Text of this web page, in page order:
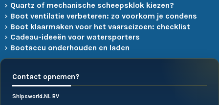
Quartz of mechanische scheepsklok kiezen?
Boot ventilatie verbeteren: zo voorkom je condens
Boot klaarmaken voor het vaarseizoen: checklist
Cadeau-ideeën voor watersporters
Bootaccu onderhouden en laden
Contact opnemen?
Shipsworld.NL BV